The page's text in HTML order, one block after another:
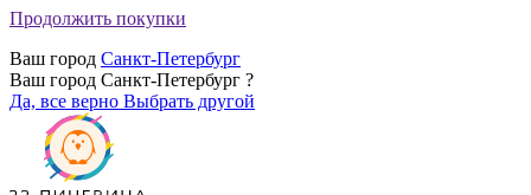
Продолжить покупки
Ваш город Санкт-Петербург
Ваш город Санкт-Петербург ?
Да, все верно Выбрать другой